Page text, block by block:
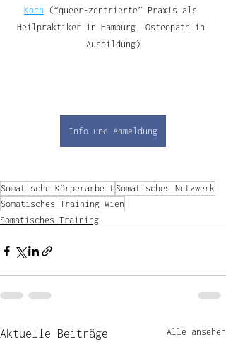
Koch (“queer-zentrierte” Praxis als
Heilpraktiker in Hamburg, Osteopath in
Ausbildung)
Info und Anmeldung
Somatische Körperarbeit Somatisches Netzwerk
Somatisches Training Wien
Somatisches Training
Aktuelle Beiträge Alle ansehen